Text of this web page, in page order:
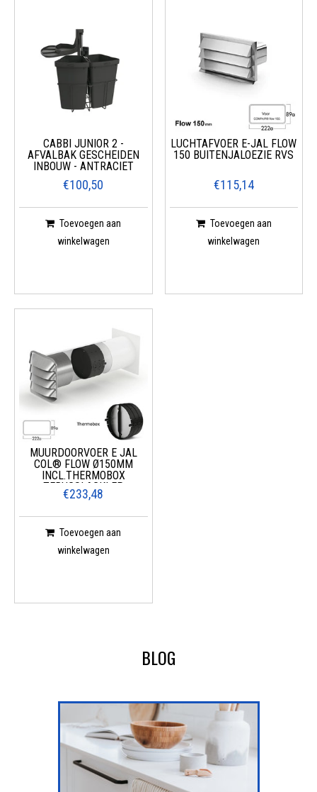
CABBI JUNIOR 2 -
AFVALBAK GESCHEIDEN
INBOUW - ANTRACIET
€100,50
Toevoegen aan
winkelwagen
LUCHTAFVOER E-JAL FLOW
150 BUITENJALOEZIE RVS
€115,14
Toevoegen aan
winkelwagen
MUURDOORVOER E JAL
COL® FLOW Ø150MM
INCL.THERMOBOX
TERUGSLAGKLEP
€233,48
Toevoegen aan
winkelwagen
BLOG